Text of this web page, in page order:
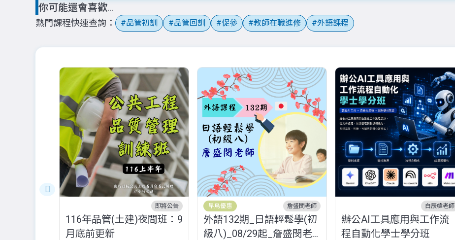
你可能還會喜歡...
熱門課程快速查詢 品管初訓 品管回訓 促參 教師在職進修 外語課程
即將公告
116年品管(土建)夜間班：9
月底前更新
早鳥優惠 詹盛閔老師
外語132期_日語輕鬆學(初
級八)_08/29起_詹盛閔老
白辰幃老師
辦公AI工具應用與工作流
程自動化學士學分班